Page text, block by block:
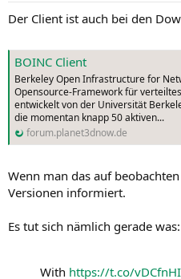
Der Client ist auch bei den
BOINC Client
Berkeley Open Infrastructure for
Opensource-Framework für
entwickelt von der Universität
die momentan knapp 50 aktiven...
forum.planet3dnow.de
Wenn man das auf
Versionen informiert.
Es tut sich nämlich gerade was:
With https://t.co/